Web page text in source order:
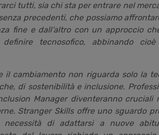
tutti, sia chi sta per entrare nel
precedenti, che possiamo
fine e dall’altro con un approccio
tecnosofico, abbinando cioè
il cambiamento non riguarda solo la
di sostenibilità e inclusione.
Manager diventeranno cruciali
Stranger Skills offre uno sguardo
necessità di adattarsi a nuove